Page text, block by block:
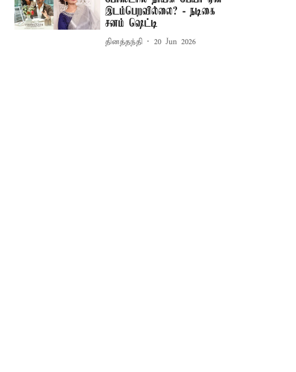
இடம்பெறவில்லை? - நடிகை
சனம் ஷெட்டி
தினத்தந்தி 20 Jun 2026